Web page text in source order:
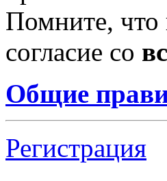
Помните, что
согласие со
Общие
Регистрация